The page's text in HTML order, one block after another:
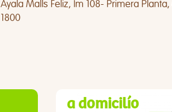
Ayala Malls Feliz, Im 108- Primera
1800
a domicilío